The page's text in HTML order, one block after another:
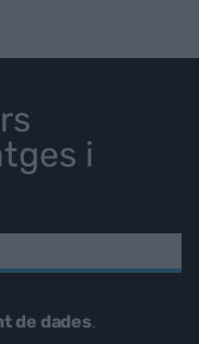
i
de dades.